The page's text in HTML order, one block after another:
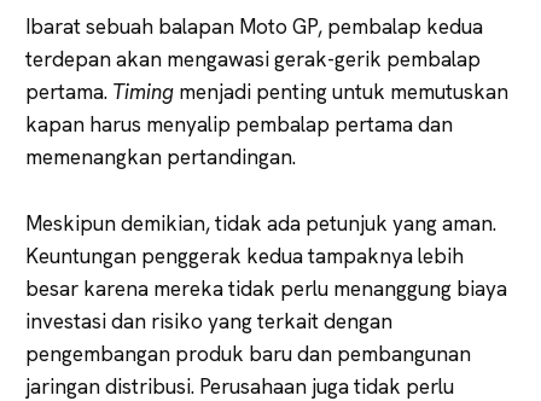
Ibarat sebuah balapan Moto GP, pembalap kedua
terdepan akan mengawasi gerak-gerik pembalap
pertama. Timing menjadi penting untuk memutuskan
kapan harus menyalip pembalap pertama dan
memenangkan pertandingan.
Meskipun demikian, tidak ada petunjuk yang aman.
Keuntungan penggerak kedua tampaknya lebih
besar karena mereka tidak perlu menanggung biaya
investasi dan risiko yang terkait dengan
pengembangan produk baru dan pembangunan
jaringan distribusi. Perusahaan juga tidak perlu